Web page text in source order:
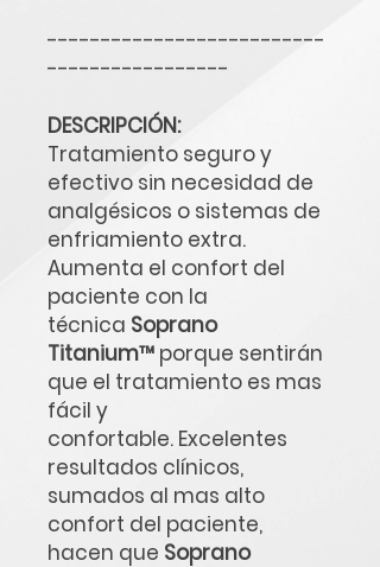
--------------------------
-----------------
DESCRIPCIÓN:
Tratamiento seguro y
efectivo sin necesidad de
analgésicos o sistemas de
enfriamiento extra.
Aumenta el confort del
paciente con la
técnica Soprano
Titanium™ porque sentirán
que el tratamiento es mas
fácil y
confortable. Excelentes
resultados clínicos,
sumados al mas alto
confort del paciente,
hacen que Soprano